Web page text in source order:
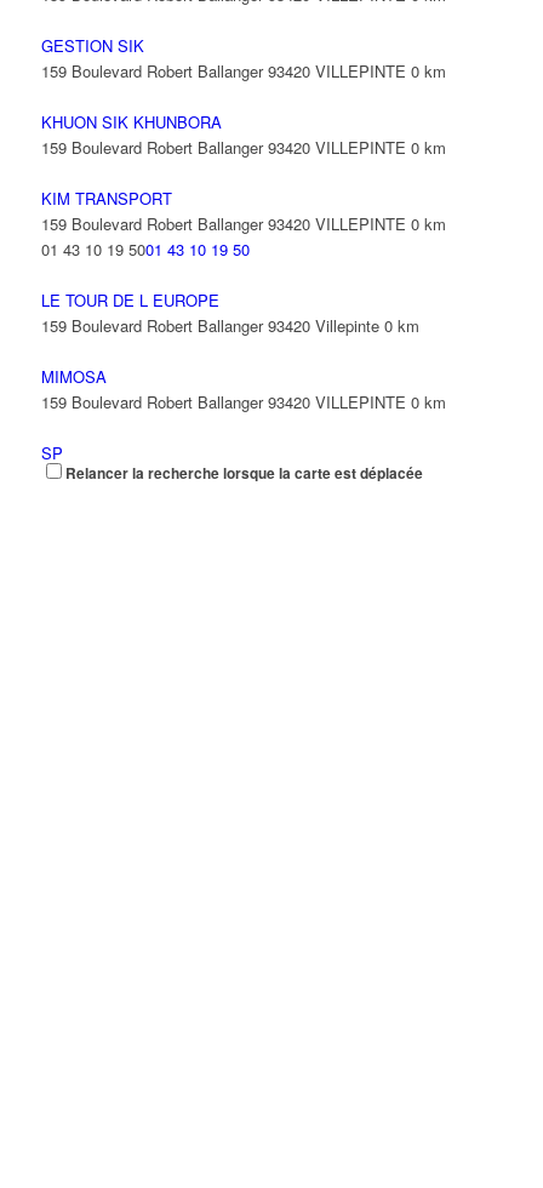
GESTION SIK
159 Boulevard Robert Ballanger 93420 VILLEPINTE 0 km
KHUON SIK KHUNBORA
159 Boulevard Robert Ballanger 93420 VILLEPINTE 0 km
KIM TRANSPORT
159 Boulevard Robert Ballanger 93420 VILLEPINTE 0 km
01 43 10 19 5001 43 10 19 50
LE TOUR DE L EUROPE
159 Boulevard Robert Ballanger 93420 Villepinte 0 km
MIMOSA
159 Boulevard Robert Ballanger 93420 VILLEPINTE 0 km
SP
159 Boulevard Robert Ballanger 93420 VILLEPINTE 0 km
Relancer la recherche lorsque la carte est déplacée